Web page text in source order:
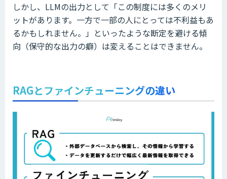
しかし、LLMの出力として「この制度には多くのメリ
ットがあります。一方で一部の人にとっては不利益もあ
るかもしれません。」といったような断定を避ける傾
向（保守的な出力の癖）は変えることはできません。
RAGとファインチューニングの違い